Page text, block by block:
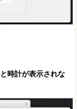
時計が表示されな